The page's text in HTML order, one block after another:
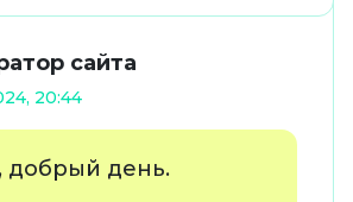
сайта
20:44
добрый день.